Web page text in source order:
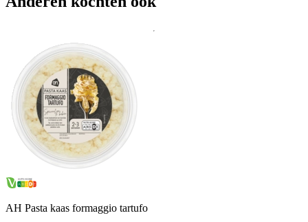
AH Pasta kaas formaggio tartufo